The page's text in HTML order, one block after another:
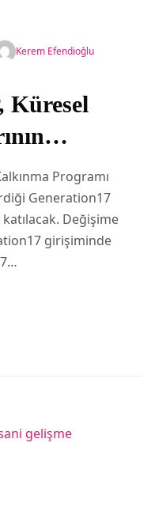
Kerem Efendioğlu
Küresel
GençProgramı
Generation17
Değişime
girişiminde